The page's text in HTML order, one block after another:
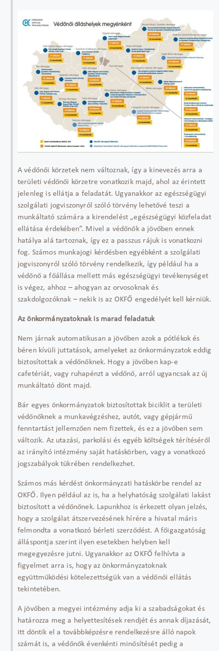
A védőnői körzetek nem változnak, így a kinevezés arra a
területi védőnői körzetre vonatkozik majd, ahol az érintett
jelenleg is ellátja a feladatát. Ugyanakkor az egészségügyi
szolgálati jogviszonyról szóló törvény lehetővé teszi a
munkáltató számára a kirendelést „egészségügyi közfeladat
ellátása érdekében”. Mivel a védőnők a jövőben ennek
hatálya alá tartoznak, így ez a passzus rájuk is vonatkozni
fog. Számos munkajogi kérdésben egyébként a szolgálati
jogviszonyról szóló törvény rendelkezik, így például ha a
védőnő a főállása mellett más egészségügyi tevékenységet
is végez, ahhoz – ahogyan az orvosoknak és
szakdolgozóknak – nekik is az OKFŐ engedélyét kell kérniük.
Az önkormányzatoknak is marad feladatuk
Nem járnak automatikusan a jövőben azok a pótlékok és
béren kívüli juttatások, amelyeket az önkormányzatok eddig
biztosítottak a védőnőknek. Hogy a jövőben kap-e
cafetériát, vagy ruhapénzt a védőnő, arról ugyancsak az új
munkáltató dönt majd.
Bár egyes önkormányzatok biztosítottak biciklit a területi
védőnőknek a munkavégzéshez, autót, vagy gépjármű
fenntartást jellemzően nem fizettek, és ez a jövőben sem
változik. Az utazási, parkolási és egyéb költségek térítéséről
az irányító intézmény saját hatáskörben, vagy a vonatkozó
jogszabályok tükrében rendelkezhet.
Számos más kérdést önkormányzati hatáskörbe rendel az
OKFŐ. Ilyen például az is, ha a helyhatóság szolgálati lakást
biztosított a védőnőnek. Lapunkhoz is érkezett olyan jelzés,
hogy a szolgálat átszervezésének hírére a hivatal máris
felmondta a vonatkozó bérleti szerződést. A főigazgatóság
álláspontja szerint ilyen esetekben helyben kell
megegyezésre jutni. Ugyanakkor az OKFŐ felhívta a
figyelmet arra is, hogy az önkormányzatoknak
együttműködési kötelezettségük van a védőnői ellátás
tekintetében.
A jövőben a megyei intézmény adja ki a szabadságokat és
határozza meg a helyettesítések rendjét és annak díjazását,
itt döntik el a továbbképzésre rendelkezésre álló napok
számát is, a védőnők évenkénti minősítését pedig a